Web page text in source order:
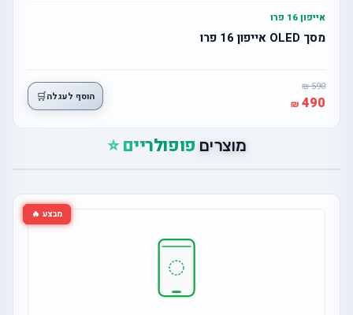
אייפון 16 פרו
מסך OLED אייפון 16 פרו
590
490 הוסף לעגלה🛒
מוצרים פופולריים ⭐
מבצע 🔥